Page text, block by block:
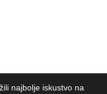
najbolje iskustvo na